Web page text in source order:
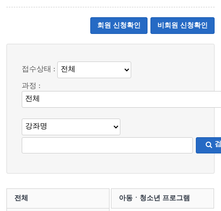
회원 신청확인 비회원 신청확인
접수상태 :
과정 :
전체 아동ㆍ청소년 프로그램